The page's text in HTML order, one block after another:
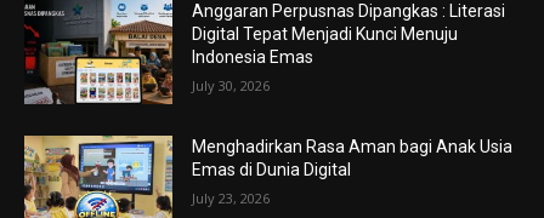
Anggaran Perpusnas Dipangkas : Literasi
Digital Tepat Menjadi Kunci Menuju
Indonesia Emas
July 30, 2026
Menghadirkan Rasa Aman bagi Anak Usia
Emas di Dunia Digital
July 23, 2026